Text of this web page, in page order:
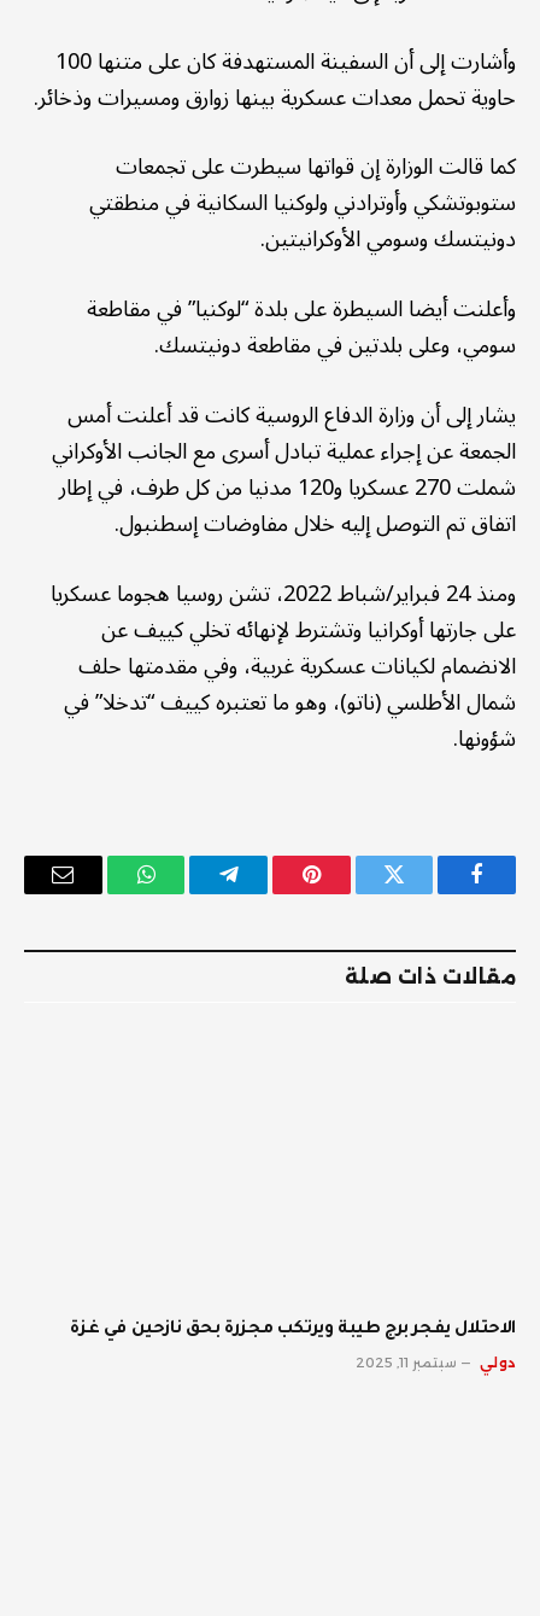
وأشارت إلى أن السفينة المستهدفة كان على متنها 100
حاوية تحمل معدات عسكرية بينها زوارق ومسيرات وذخائر.
كما قالت الوزارة إن قواتها سيطرت على تجمعات
ستوبوتشكي وأوترادني ولوكنيا السكانية في منطقتي
دونيتسك وسومي الأوكرانيتين.
وأعلنت أيضا السيطرة على بلدة “لوكنيا” في مقاطعة
سومي، وعلى بلدتين في مقاطعة دونيتسك.
يشار إلى أن وزارة الدفاع الروسية كانت قد أعلنت أمس
الجمعة عن إجراء عملية تبادل أسرى مع الجانب الأوكراني
شملت 270 عسكريا و120 مدنيا من كل طرف، في إطار
اتفاق تم التوصل إليه خلال مفاوضات إسطنبول.
ومنذ 24 فبراير/شباط 2022، تشن روسيا هجوما عسكريا
على جارتها أوكرانيا وتشترط لإنهائه تخلي كييف عن
الانضمام لكيانات عسكرية غربية، وفي مقدمتها حلف
شمال الأطلسي (ناتو)، وهو ما تعتبره كييف “تدخلا” في
شؤونها.
فيسبوك تويتر بينتيريستتيلقرام واتساب
البريد
مقالات ذات صلة
الاحتلال يفجر برج طيبة ويرتكب مجزرة بحق نازحين في غزة
دولي سبتمبر 11, 2025